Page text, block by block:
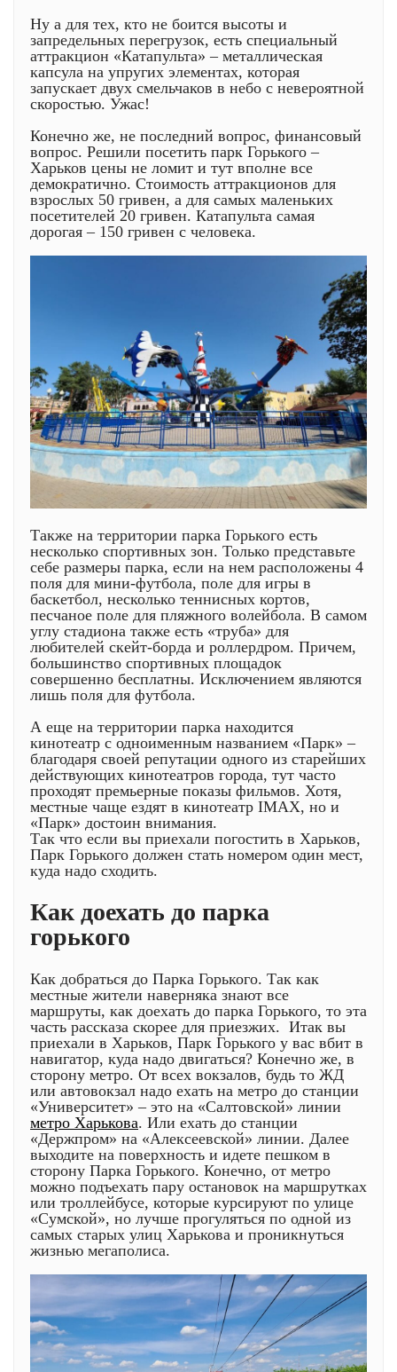
Ну а для тех, кто не боится высоты и
запредельных перегрузок, есть специальный
аттракцион «Катапульта» – металлическая
капсула на упругих элементах, которая
запускает двух смельчаков в небо с невероятной
скоростью. Ужас!
Конечно же, не последний вопрос, финансовый
вопрос. Решили посетить парк Горького –
Харьков цены не ломит и тут вполне все
демократично. Стоимость аттракционов для
взрослых 50 гривен, а для самых маленьких
посетителей 20 гривен. Катапульта самая
дорогая – 150 гривен с человека.
Также на территории парка Горького есть
несколько спортивных зон. Только представьте
себе размеры парка, если на нем расположены 4
поля для мини-футбола, поле для игры в
баскетбол, несколько теннисных кортов,
песчаное поле для пляжного волейбола. В самом
углу стадиона также есть «труба» для
любителей скейт-борда и роллердром. Причем,
большинство спортивных площадок
совершенно бесплатны. Исключением являются
лишь поля для футбола.
А еще на территории парка находится
кинотеатр с одноименным названием «Парк» –
благодаря своей репутации одного из старейших
действующих кинотеатров города, тут часто
проходят премьерные показы фильмов. Хотя,
местные чаще ездят в кинотеатр IMAX, но и
«Парк» достоин внимания.
Так что если вы приехали погостить в Харьков,
Парк Горького должен стать номером один мест,
куда надо сходить.
Как доехать до парка
горького
Как добраться до Парка Горького. Так как
местные жители наверняка знают все
маршруты, как доехать до парка Горького, то эта
часть рассказа скорее для приезжих. Итак вы
приехали в Харьков, Парк Горького у вас вбит в
навигатор, куда надо двигаться? Конечно же, в
сторону метро. От всех вокзалов, будь то ЖД
или автовокзал надо ехать на метро до станции
«Университет» – это на «Салтовской» линии
метро Харькова. Или ехать до станции
«Держпром» на «Алексеевской» линии. Далее
выходите на поверхность и идете пешком в
сторону Парка Горького. Конечно, от метро
можно подъехать пару остановок на маршрутках
или троллейбусе, которые курсируют по улице
«Сумской», но лучше прогуляться по одной из
самых старых улиц Харькова и проникнуться
жизнью мегаполиса.